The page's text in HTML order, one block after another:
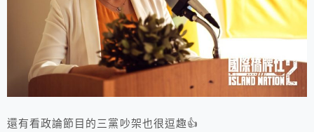
還有看政論節目的三黨吵架也很逗趣👍